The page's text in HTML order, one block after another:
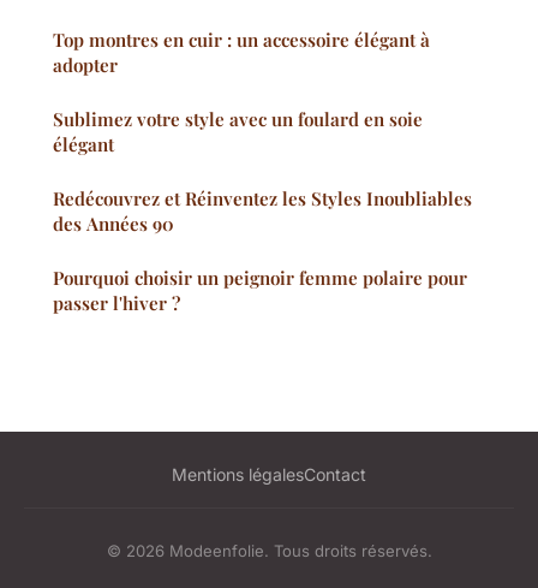
Top montres en cuir : un accessoire élégant à
adopter
Sublimez votre style avec un foulard en soie
élégant
Redécouvrez et Réinventez les Styles Inoubliables
des Années 90
Pourquoi choisir un peignoir femme polaire pour
passer l'hiver ?
Mentions légalesContact
© 2026 Modeenfolie. Tous droits réservés.